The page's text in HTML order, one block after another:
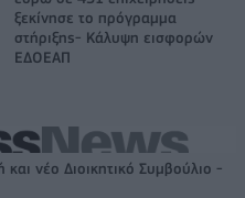
ξεκίνησε το πρόγραμμα
στήριξης- Κάλυψη εισφορών
ΕΔΟΕΑΠ
νέο Διοικητικό Συμβούλιο -